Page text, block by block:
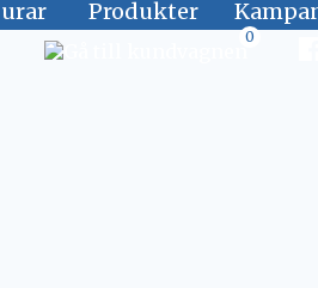
0
Produkter